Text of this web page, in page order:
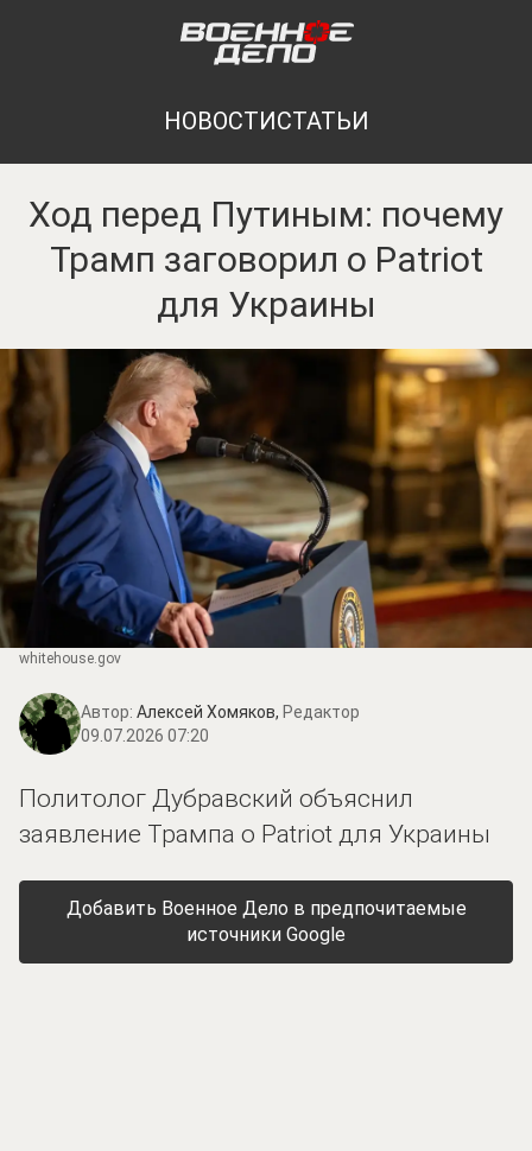
НОВОСТИСТАТЬИ
Ход перед Путиным: почему
Трамп заговорил о Patriot
для Украины
whitehouse.gov
Автор: Алексей Хомяков, Редактор
09.07.2026 07:20
Политолог Дубравский объяснил
заявление Трампа о Patriot для Украины
Добавить Военное Дело в предпочитаемые
источники Google